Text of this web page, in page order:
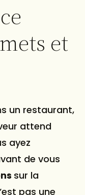
et
un restaurant,
attend
ayez
de vous
sur la
pas une